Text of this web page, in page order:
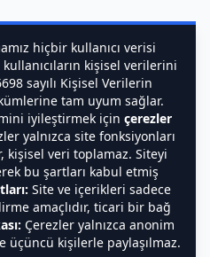
hiçbir kullanıcı verisi
kişisel verilerini
sayılı Kişisel Verilerin
tam uyum sağlar.
iyileştirmek için çerezler
yalnızca site fonksiyonları
kişisel veri toplamaz. Siteyi
bu şartları kabul etmiş
Site ve içerikleri sadece
amaçlıdır, ticari bir bağ
Çerezler yalnızca anonim
üçüncü kişilerle paylaşılmaz.